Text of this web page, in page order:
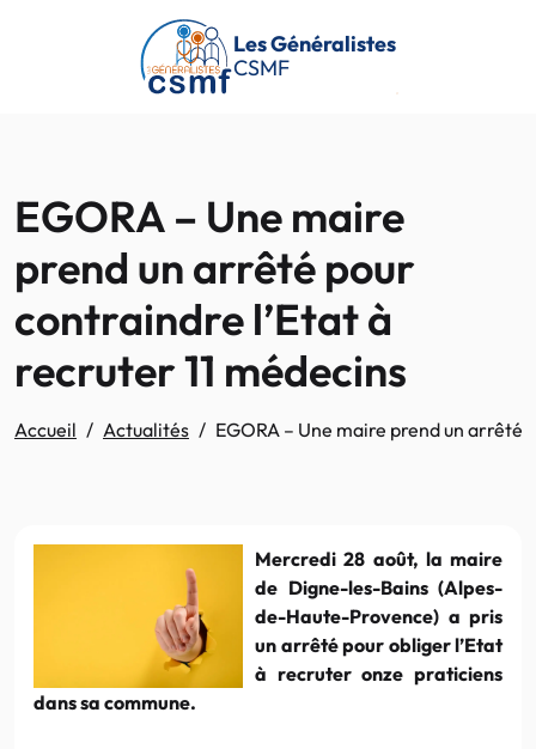
Passer au contenu principal
Les Généralistes
CSMF
EGORA – Une maire
prend un arrêté pour
contraindre l’Etat à
recruter 11 médecins
Accueil Actualités EGORA – Une maire prend un arrêté
Mercredi 28 août, la maire
de Digne-les-Bains (Alpes-
de-Haute-Provence) a pris
un arrêté pour obliger l’Etat
à recruter onze praticiens
dans sa commune.